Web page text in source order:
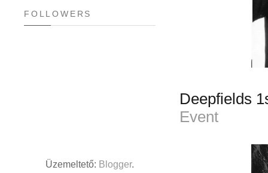
Deepfields
Event
FOLLOWERS
Üzemeltető: Blogger.